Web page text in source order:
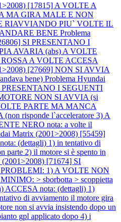
[17815] A VOLTE A
MA GIRA MALE E NON
RIAVVIANDO PIU` VOLTE IL
BENE Problema
SI PRESENTANO I
AVARIA (abs) A VOLTE
A VOLTE ACCESA
[27669] NON SI AVVIA
bene) Problema Hyundai
PRESENTANO I SEGUENTI
NON SI AVVIA (si
PARTE MA MANCA
risponde l`acceleratore 3) A
NERO nota: a volte il
Matrix (2001>2008) [55459]
(dettagli) 1) in tentativo di
parte 2) il motore si è spento in
[71674] SI
1) A VOLTE NON
> sborbotta > scoppietta
ACCESA nota: (dettagli) 1)
di avviamento il motore gira
non si avvia insistendo dopo un
gpl applicato dopo 4) i